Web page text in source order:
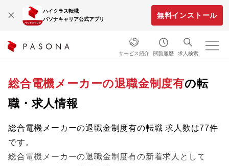
ハイクラス転職
パソナキャリア公式アプリ
無料インストール
サービス紹介 閲覧履歴 求人検索
総合電機メーカーの退職金制度有の転
職・求人情報
総合電機メーカーの退職金制度有の転職 求人数は77件
です。
総合電機メーカーの退職金制度有の新着求人として